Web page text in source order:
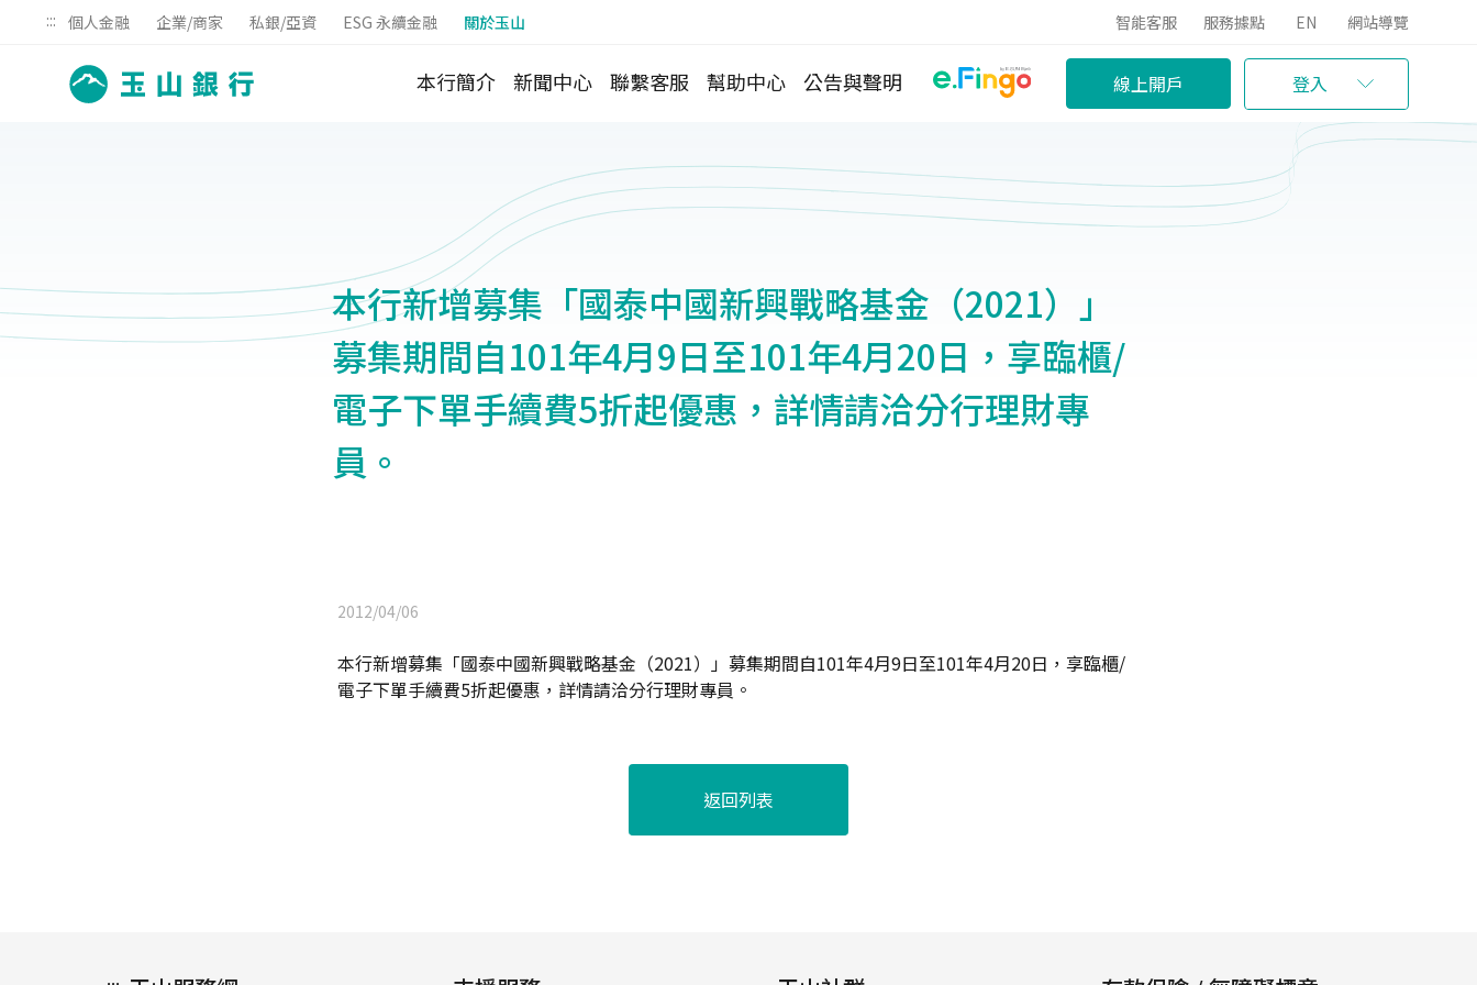
::: 個人金融 企業/商家 私銀/亞資 ESG 永續金融 關於玉山 智能客服 服務據點 EN 網站導覽
本行簡介 新聞中心 聯繫客服 幫助中心 公告與聲明 線上開戶 登入
本行新增募集「國泰中國新興戰略基金（2021）」
募集期間自101年4月9日至101年4月20日，享臨櫃/
電子下單手續費5折起優惠，詳情請洽分行理財專
員。
2012/04/06
本行新增募集「國泰中國新興戰略基金（2021）」募集期間自101年4月9日至101年4月20日，享臨櫃/
電子下單手續費5折起優惠，詳情請洽分行理財專員。
返回列表